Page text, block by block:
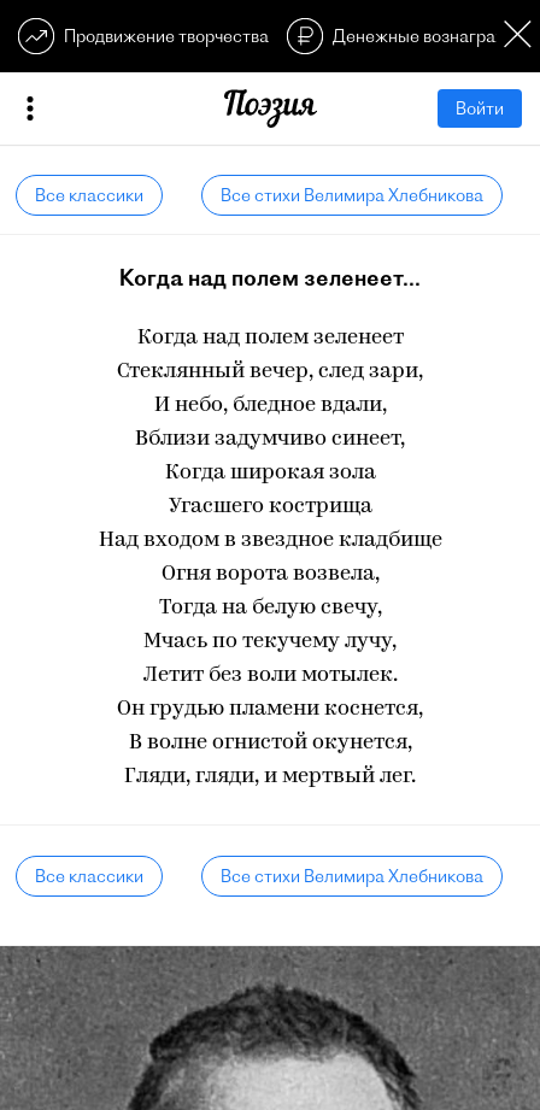
Продвижение творчества Денежные
Войти
Все классики Все стихи Велимира Хлебникова
Когда над полем зеленеет...
Когда над полем зеленеет
Стеклянный вечер, след зари,
И небо, бледное вдали,
Вблизи задумчиво синеет,
Когда широкая зола
Угасшего кострища
Над входом в звездное кладбище
Огня ворота возвела,
Тогда на белую свечу,
Мчась по текучему лучу,
Летит без воли мотылек.
Он грудью пламени коснется,
В волне огнистой окунется,
Гляди, гляди, и мертвый лег.
Все классики Все стихи Велимира Хлебникова